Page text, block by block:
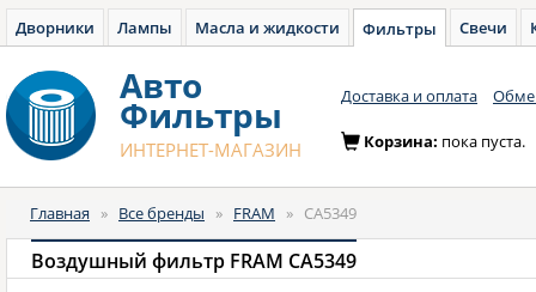
Дворники Лампы Масла и жидкости Фильтры Свечи
Авто
Фильтры
ИНТЕРНЕТ-МАГАЗИН
Доставка и оплата
Корзина: пока пуста.
Главная » Все бренды » FRAM » CA5349
Воздушный фильтр FRAM CA5349